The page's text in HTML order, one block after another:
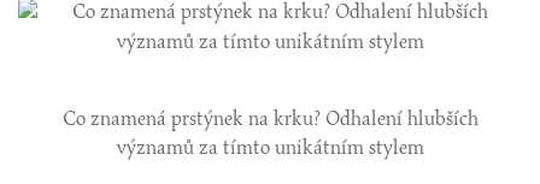
Co znamená prstýnek na krku? Odhalení hlubších
významů za tímto unikátním stylem